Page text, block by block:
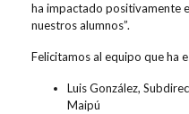
ha impactado positivamente
nuestros alumnos”.
Felicitamos al equipo que ha
Luis González,
Maipú